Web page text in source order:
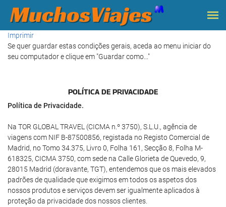
Imprimir
Se quer guardar estas condições gerais, aceda ao menu iniciar do
seu computador e clique em "Guardar como..."
POLÍTICA DE PRIVACIDADE
Política de Privacidade.
Na TOR GLOBAL TRAVEL (CICMA n.º 3750), S.L.U., agência de
viagens com NIF B-87500856, registada no Registo Comercial de
Madrid, no Tomo 34.375, Livro 0, Folha 161, Secção 8, Folha M-
618325, CICMA 3750, com sede na Calle Glorieta de Quevedo, 9,
28015 Madrid (doravante, TGT), entendemos que os mais elevados
padrões de qualidade que exigimos em todos os aspetos dos
nossos produtos e serviços devem ser igualmente aplicados à
proteção da privacidade dos nossos clientes.